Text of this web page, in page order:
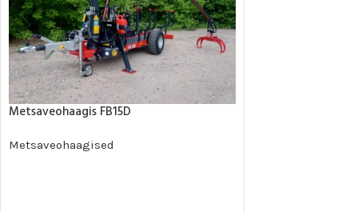
Metsaveohaagis FB15D
Metsaveohaagised